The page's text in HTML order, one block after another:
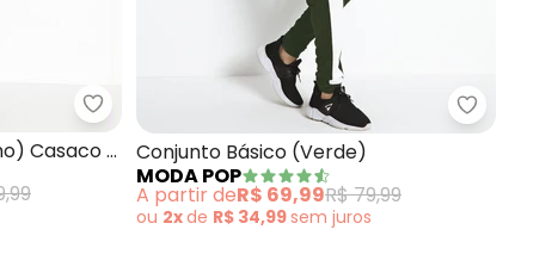
e Branco)
Moda Pop - Conjunto (Verde e Marinho) Casaco
Casaco e
Moda
Conjunto Básico (Verde)
MODA POP
A partir deR$ 69,99R$ 79,99
ou 2xde R$ 34,99sem juros